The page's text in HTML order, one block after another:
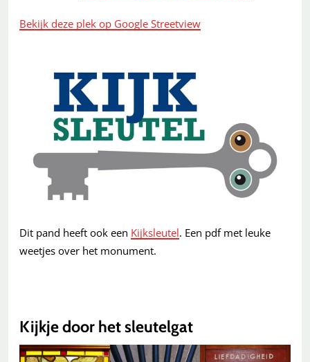
Bekijk deze plek op Google Streetview
Dit pand heeft ook een Kijksleutel. Een pdf met leuke
weetjes over het monument.
Kijkje door het sleutelgat